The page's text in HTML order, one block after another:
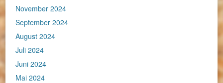
November 2024
September 2024
August 2024
Juli 2024
Juni 2024
Mai 2024